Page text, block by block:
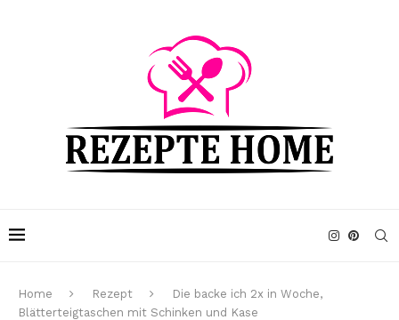
Home Rezept
Die backe ich 2x in Woche,
Blätterteigtaschen mit Schinken und Kase